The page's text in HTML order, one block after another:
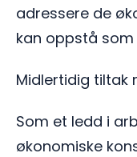
adressere de
kan oppstå
Midlertidig tiltak
Som et ledd i
økonomiske